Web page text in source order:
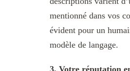
mentionné dans vos
évident pour un
modèle de langage.